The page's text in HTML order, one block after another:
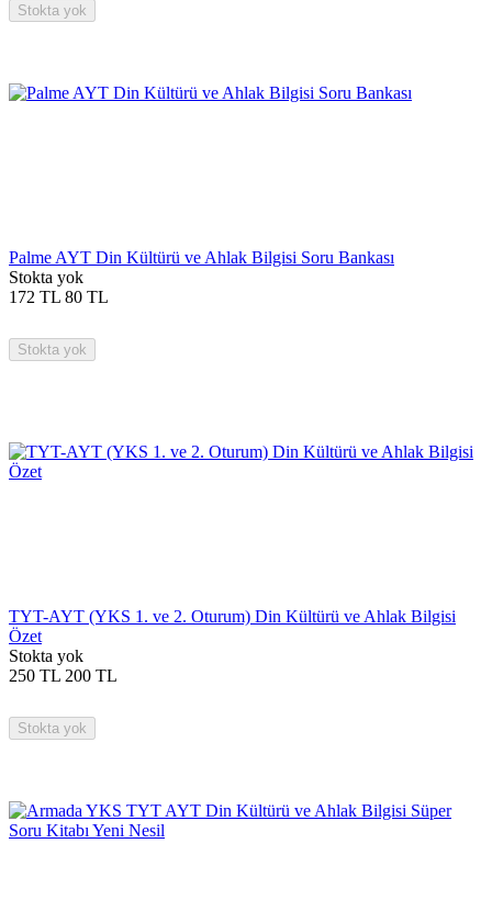
Stokta yok
Palme AYT Din Kültürü ve Ahlak Bilgisi Soru Bankası
Stokta yok
172 TL 80 TL
Stokta yok
TYT-AYT (YKS 1. ve 2. Oturum) Din Kültürü ve Ahlak Bilgisi
Özet
Stokta yok
250 TL 200 TL
Stokta yok